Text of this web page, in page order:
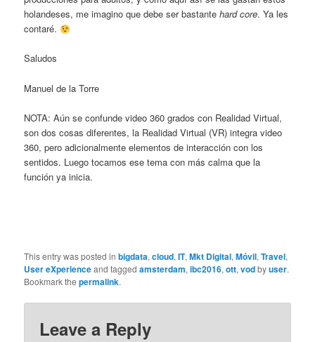
holandeses, me imagino que debe ser bastantehard core. Ya les
contaré.
Saludos
Manuel de la Torre
NOTA: Aún se confunde video 360 grados con Realidad Virtual,
son dos cosas diferentes, la Realidad Virtual (VR) integra video
360, pero adicionalmente elementos de interacción con los
sentidos. Luego tocamos ese tema con más calma que la
función ya inicia.
This entry was posted inbigdata,cloud,IT,Mkt Digital,Móvil,Travel,
User eXperienceand taggedamsterdam,ibc2016,ott,vodbyuser.
Bookmark thepermalink.
Leave a Reply